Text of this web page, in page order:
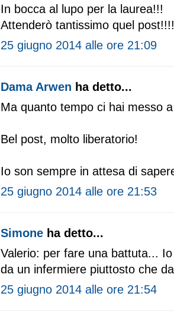
In bocca al lupo per la laurea!!!
Attenderò tantissimo quel
25 giugno 2014 alle ore 21:09
Dama Arwen ha detto...
Ma quanto tempo ci hai messo
Bel post, molto liberatorio!
Io son sempre in attesa di
25 giugno 2014 alle ore 21:53
Simone ha detto...
Valerio: per fare una battuta...
da un infermiere piuttosto che
25 giugno 2014 alle ore 21:54